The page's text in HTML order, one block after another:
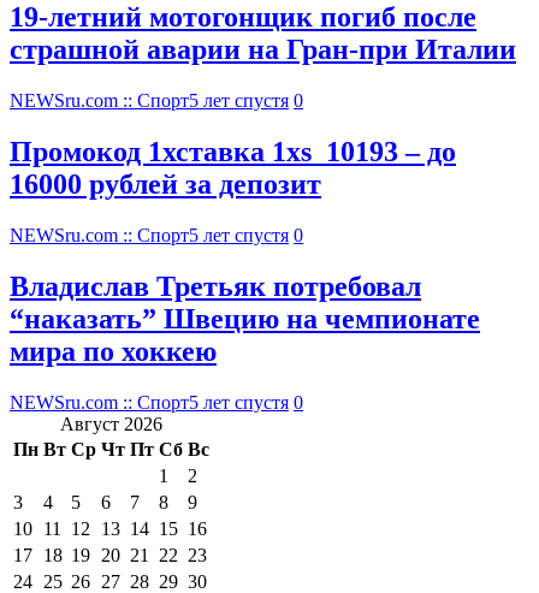
19-летний мотогонщик погиб после
страшной аварии на Гран-при Италии
NEWSru.com :: Спорт5 лет спустя 0
Промокод 1хставка 1xs_10193 – до
16000 рублей за депозит
NEWSru.com :: Спорт5 лет спустя 0
Владислав Третьяк потребовал
“наказать” Швецию на чемпионате
мира по хоккею
NEWSru.com :: Спорт5 лет спустя 0
Август 2026
Пн Вт Ср Чт Пт Сб Вс
1
2
3
4 5 6 7 8
9
10 11 12 13 14 15 16
17 18 19 20 21 22 23
24 25 26 27 28 29 30